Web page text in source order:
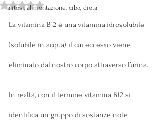
alitosi, alimentazione, cibo, dieta
Valutazione NaN stelle su 5.
La vitamina B12 è una vitamina idrosolubile
(solubile in acqua) il cui eccesso viene
eliminato dal nostro corpo attraverso l’urina.
In realtà, con il termine vitamina B12 si
identifica un gruppo di sostanze note